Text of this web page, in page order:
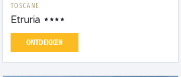
TOSCANE
Etruria
ONTDEKKEN